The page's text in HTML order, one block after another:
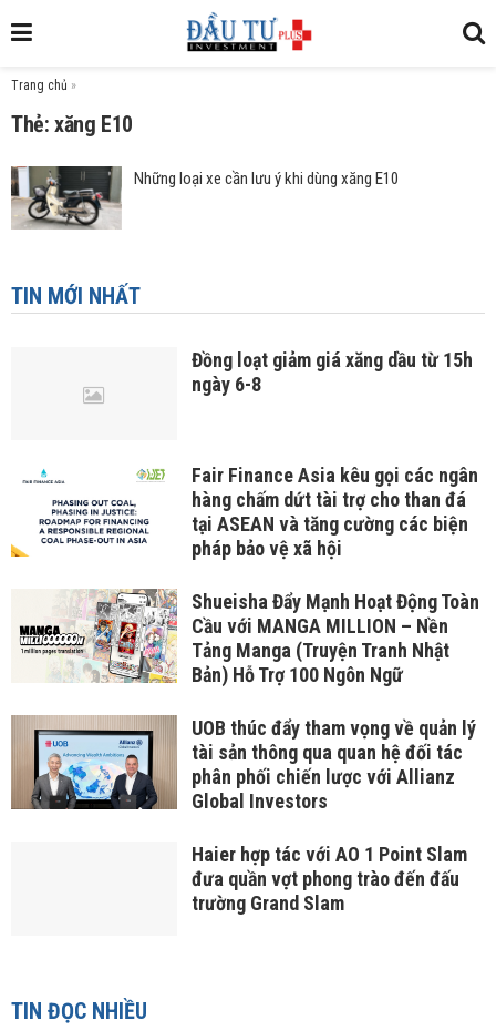
Trang chủ »
Thẻ: xăng E10
Những loại xe cần lưu ý khi dùng xăng E10
TIN MỚI NHẤT
Đồng loạt giảm giá xăng dầu từ 15h
ngày 6-8
Fair Finance Asia kêu gọi các ngân
hàng chấm dứt tài trợ cho than đá
tại ASEAN và tăng cường các biện
pháp bảo vệ xã hội
Shueisha Đẩy Mạnh Hoạt Động Toàn
Cầu với MANGA MILLION – Nền
Tảng Manga (Truyện Tranh Nhật
Bản) Hỗ Trợ 100 Ngôn Ngữ
UOB thúc đẩy tham vọng về quản lý
tài sản thông qua quan hệ đối tác
phân phối chiến lược với Allianz
Global Investors
Haier hợp tác với AO 1 Point Slam
đưa quần vợt phong trào đến đấu
trường Grand Slam
TIN ĐỌC NHIỀU